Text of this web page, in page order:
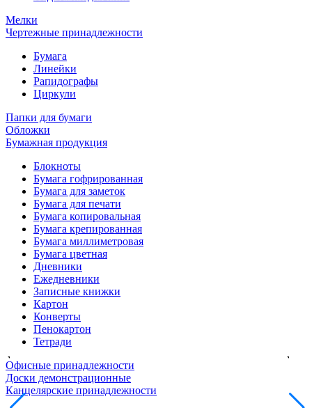
Мелки
Чертежные принадлежности
Бумага
Линейки
Рапидографы
Циркули
Папки для бумаги
Обложки
Бумажная продукция
Блокноты
Бумага гофрированная
Бумага для заметок
Бумага для печати
Бумага копировальная
Бумага крепированная
Бумага миллиметровая
Бумага цветная
Дневники
Ежедневники
Записные книжки
Картон
Конверты
Пенокартон
Тетради
Офисные принадлежности
Доски демонстрационные
Канцелярские принадлежности